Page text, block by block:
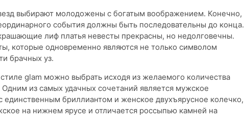
выбирают молодожены с богатым воображением. Конечно,
события должны быть последовательны до конца.
лиф платья невесты прекрасны, но недолговечны.
которые одновременно являются не только символом
брачных уз.
glam можно выбрать исходя из желаемого количества
Одним из самых удачных сочетаний является мужское
единственным бриллиантом и женское двухъярусное колечко,
на нижнем ярусе и отличается россыпью камней на